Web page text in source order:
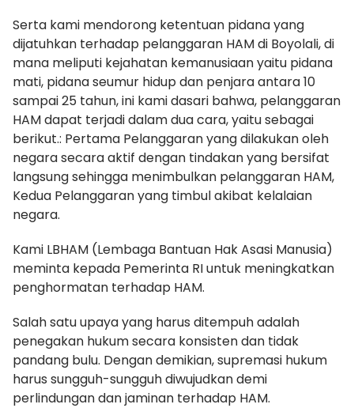
Serta kami mendorong ketentuan pidana yang
dijatuhkan terhadap pelanggaran HAM di Boyolali, di
mana meliputi kejahatan kemanusiaan yaitu pidana
mati, pidana seumur hidup dan penjara antara 10
sampai 25 tahun, ini kami dasari bahwa, pelanggaran
HAM dapat terjadi dalam dua cara, yaitu sebagai
berikut.: Pertama Pelanggaran yang dilakukan oleh
negara secara aktif dengan tindakan yang bersifat
langsung sehingga menimbulkan pelanggaran HAM,
Kedua Pelanggaran yang timbul akibat kelalaian
negara.
Kami LBHAM (Lembaga Bantuan Hak Asasi Manusia)
meminta kepada Pemerinta RI untuk meningkatkan
penghormatan terhadap HAM.
Salah satu upaya yang harus ditempuh adalah
penegakan hukum secara konsisten dan tidak
pandang bulu. Dengan demikian, supremasi hukum
harus sungguh-sungguh diwujudkan demi
perlindungan dan jaminan terhadap HAM.